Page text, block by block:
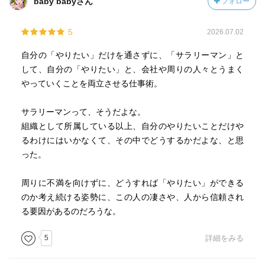
5 2026.07.02
自分の「やりたい」だけを通さずに、「サラリーマン」と
して、自分の「やりたい」と、会社や周りの人々とうまく
やっていくことを両立させる仕事術。
サラリーマンって、そうだよな。
組織として所属している以上、自分のやりたいことだけや
るわけにはいかなくて、その中でどうするかだよな、と思
った。
周りに不満を向けずに、どうすれば「やりたい」ができる
のか考え続ける姿勢に、この人の凄さや、人から信頼され
る要因があるのだろうな。
5 詳細をみる